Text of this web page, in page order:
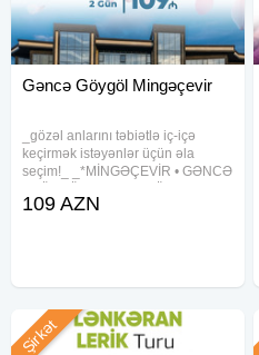
Gəncə Göygöl Mingəçevir
_gözəl anlarını təbiətlə iç-içə
keçirmək istəyənlər üçün əla
seçim!_ _*MİNGƏÇEVİR • GƏNCƏ
2, 8-9, 15-16, 22-23, 29-30 Avqust
109 AZN
Şirkət